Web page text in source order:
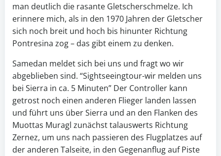
man deutlich die rasante Gletscherschmelze. Ich
erinnere mich, als in den 1970 Jahren der Gletscher
sich noch breit und hoch bis hinunter Richtung
Pontresina zog – das gibt einem zu denken.
Samedan meldet sich bei uns und fragt wo wir
abgeblieben sind. “Sightseeingtour-wir melden uns
bei Sierra in ca. 5 Minuten” Der Controller kann
getrost noch einen anderen Flieger landen lassen
und führt uns über Sierra und an den Flanken des
Muottas Muragl zunächst talauswerts Richtung
Zernez, um uns nach passieren des Flugplatzes auf
der anderen Talseite, in den Gegenanflug auf Piste